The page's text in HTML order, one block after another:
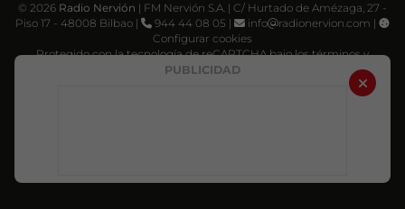
PUBLICIDAD
© 2026 Radio Nervión | FM Nervión S.A. | C/ Hurtado de Amézaga, 27 -
Piso 17 - 48008 Bilbao |
944 44 08 05 | info
radionervion.com |
Configurar cookies
Protegido con la tecnología de reCAPTCHA bajo los términos y
Política de privacidad Términos de servicio